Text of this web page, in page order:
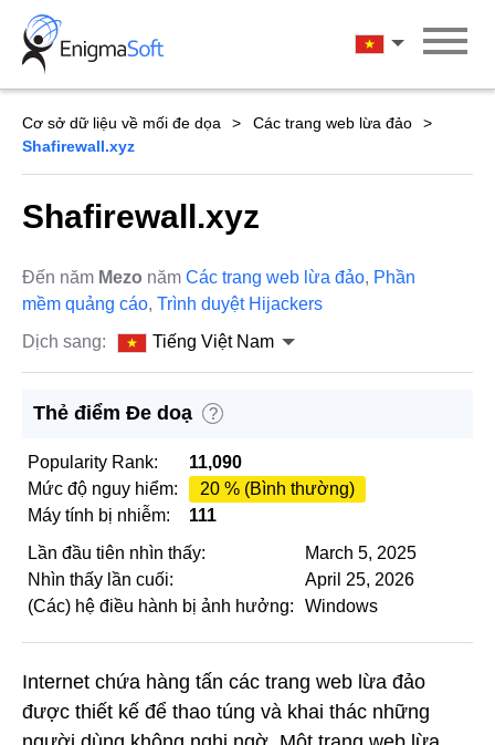
Skip
content
Tiếng Việt
Cơ sở dữ liệu về mối đe dọa
Các trang web lừa đảo
Shafirewall.xyz
Shafirewall.xyz
Đến năm Mezo năm Các trang web lừa đảo, Phần
mềm quảng cáo, Trình duyệt Hijackers
Dịch sang:
Tiếng Việt Nam
Thẻ điểm Đe doạ ?
Popularity Rank:
11,090
Mức độ nguy hiểm:
20 % (Bình thường)
Máy tính bị nhiễm:
111
Lần đầu tiên nhìn thấy:
March 5, 2025
Nhìn thấy lần cuối:
April 25, 2026
(Các) hệ điều hành bị ảnh hưởng:
Windows
Internet chứa hàng tấn các trang web lừa đảo
được thiết kế để thao túng và khai thác những